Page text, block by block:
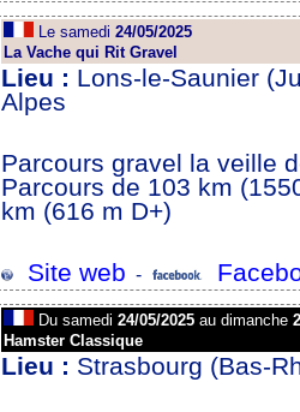
Le samedi 24/05/2025
La Vache qui Rit Gravel
Lieu : Lons-le-Saunier
Alpes
Parcours gravel la veille
Parcours de 103 km
km (616 m D+)
Site web -
Du samedi 24/05/2025au dimanche
Hamster Classique
Lieu : Strasbourg (Bas-